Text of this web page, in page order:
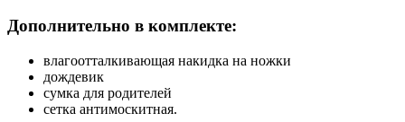
Дополнительно в комплекте:
влагоотталкивающая накидка на ножки
дождевик
сумка для родителей
сетка антимоскитная.